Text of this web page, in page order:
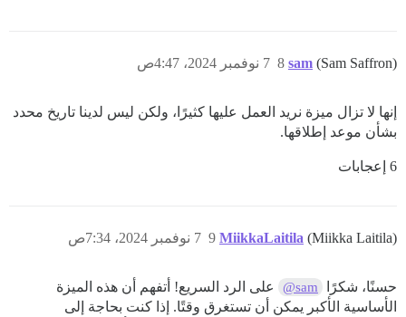
sam (Sam Saffron) 7 نوفمبر 2024، 4:47ص 8
إنها لا تزال ميزة نريد العمل عليها كثيرًا، ولكن ليس لدينا تاريخ محدد
بشأن موعد إطلاقها.
6 إعجابات
MiikkaLaitila (Miikka Laitila) 7 نوفمبر 2024، 7:34ص 9
حسنًا، شكرًا @sam
على الرد السريع! أتفهم أن هذه الميزة
الأساسية الأكبر يمكن أن تستغرق وقتًا. إذا كنت بحاجة إلى